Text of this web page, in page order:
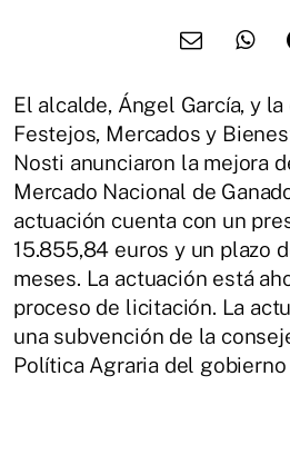
El alcalde, Ángel García, y
Festejos, Mercados y
Nosti anunciaron la mejora
Mercado Nacional de
actuación cuenta con un
15.855,84 euros y un plazo
meses. La actuación está
proceso de licitación. La
una subvención de la
Política Agraria del